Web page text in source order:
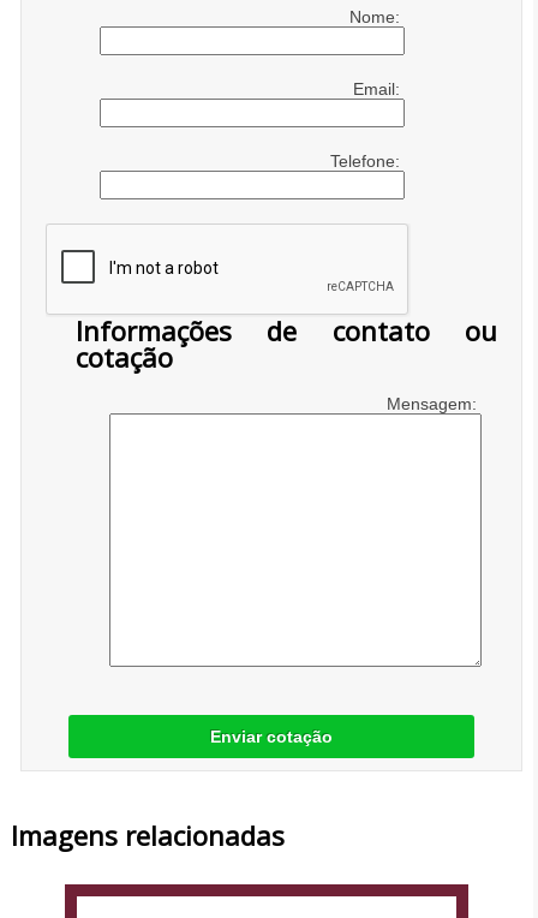
Nome:
Email:
Telefone:
Informações de contato ou
cotação
Mensagem:
Enviar cotação
Imagens relacionadas